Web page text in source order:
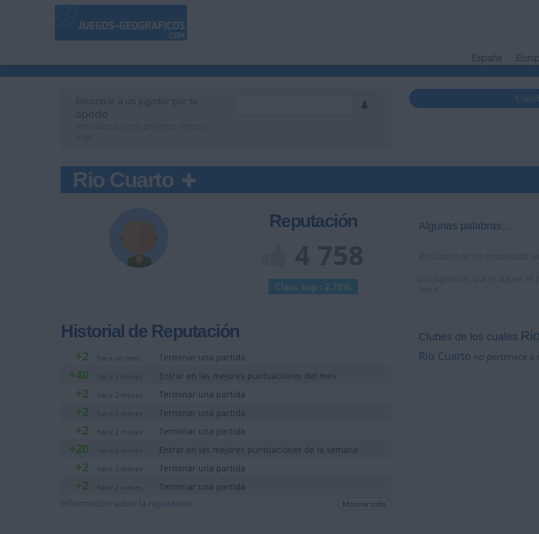
España
Encontrar a un jugador por su
apodo
Rio Cuarto
Reputación
Class. top : 2.78%
Historial de Reputación
+2 hace un mes Terminar una partida
+40 hace 2 meses Entrar en las mejores puntuaciones del mes
+2 hace 2 meses Terminar una partida
+2 hace 2 meses Terminar una partida
+2 hace 2 meses Terminar una partida
+20 hace 2 meses Entrar en las mejores puntuaciones de la semana
+2 hace 2 meses Terminar una partida
+2 hace 2 meses Terminar una partida
+20 hace 2 meses Entrar en las mejores puntuaciones de la semana
Información sobre la réputación Mostrar todo
Algunas palabras...
Rio Cuarto no ha completado
Los jugadores que te siguen
texto.
Clubes de los cuales
Rio Cuarto no pertenece a